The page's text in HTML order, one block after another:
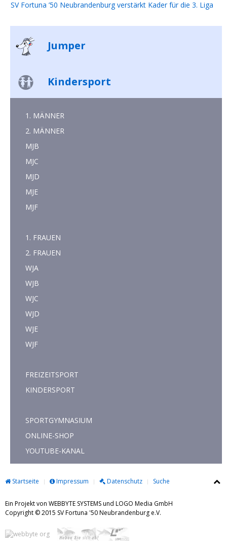
SV Fortuna ’50 Neubrandenburg verstärkt Kader für die 3. Liga
Jumper
Kindersport
1. MÄNNER
2. MÄNNER
MJB
MJC
MJD
MJE
MJF
1. FRAUEN
2. FRAUEN
WJA
WJB
WJC
WJD
WJE
WJF
FREIZEITSPORT
KINDERSPORT
SPORTGYMNASIUM
ONLINE-SHOP
YOUTUBE-KANAL
Startseite Impressum Datenschutz Suche
Ein Projekt von WEBBYTE SYSTEMS und LOGO Media GmbH
Copyright © 2015 SV Fortuna '50 Neubrandenburg e.V.